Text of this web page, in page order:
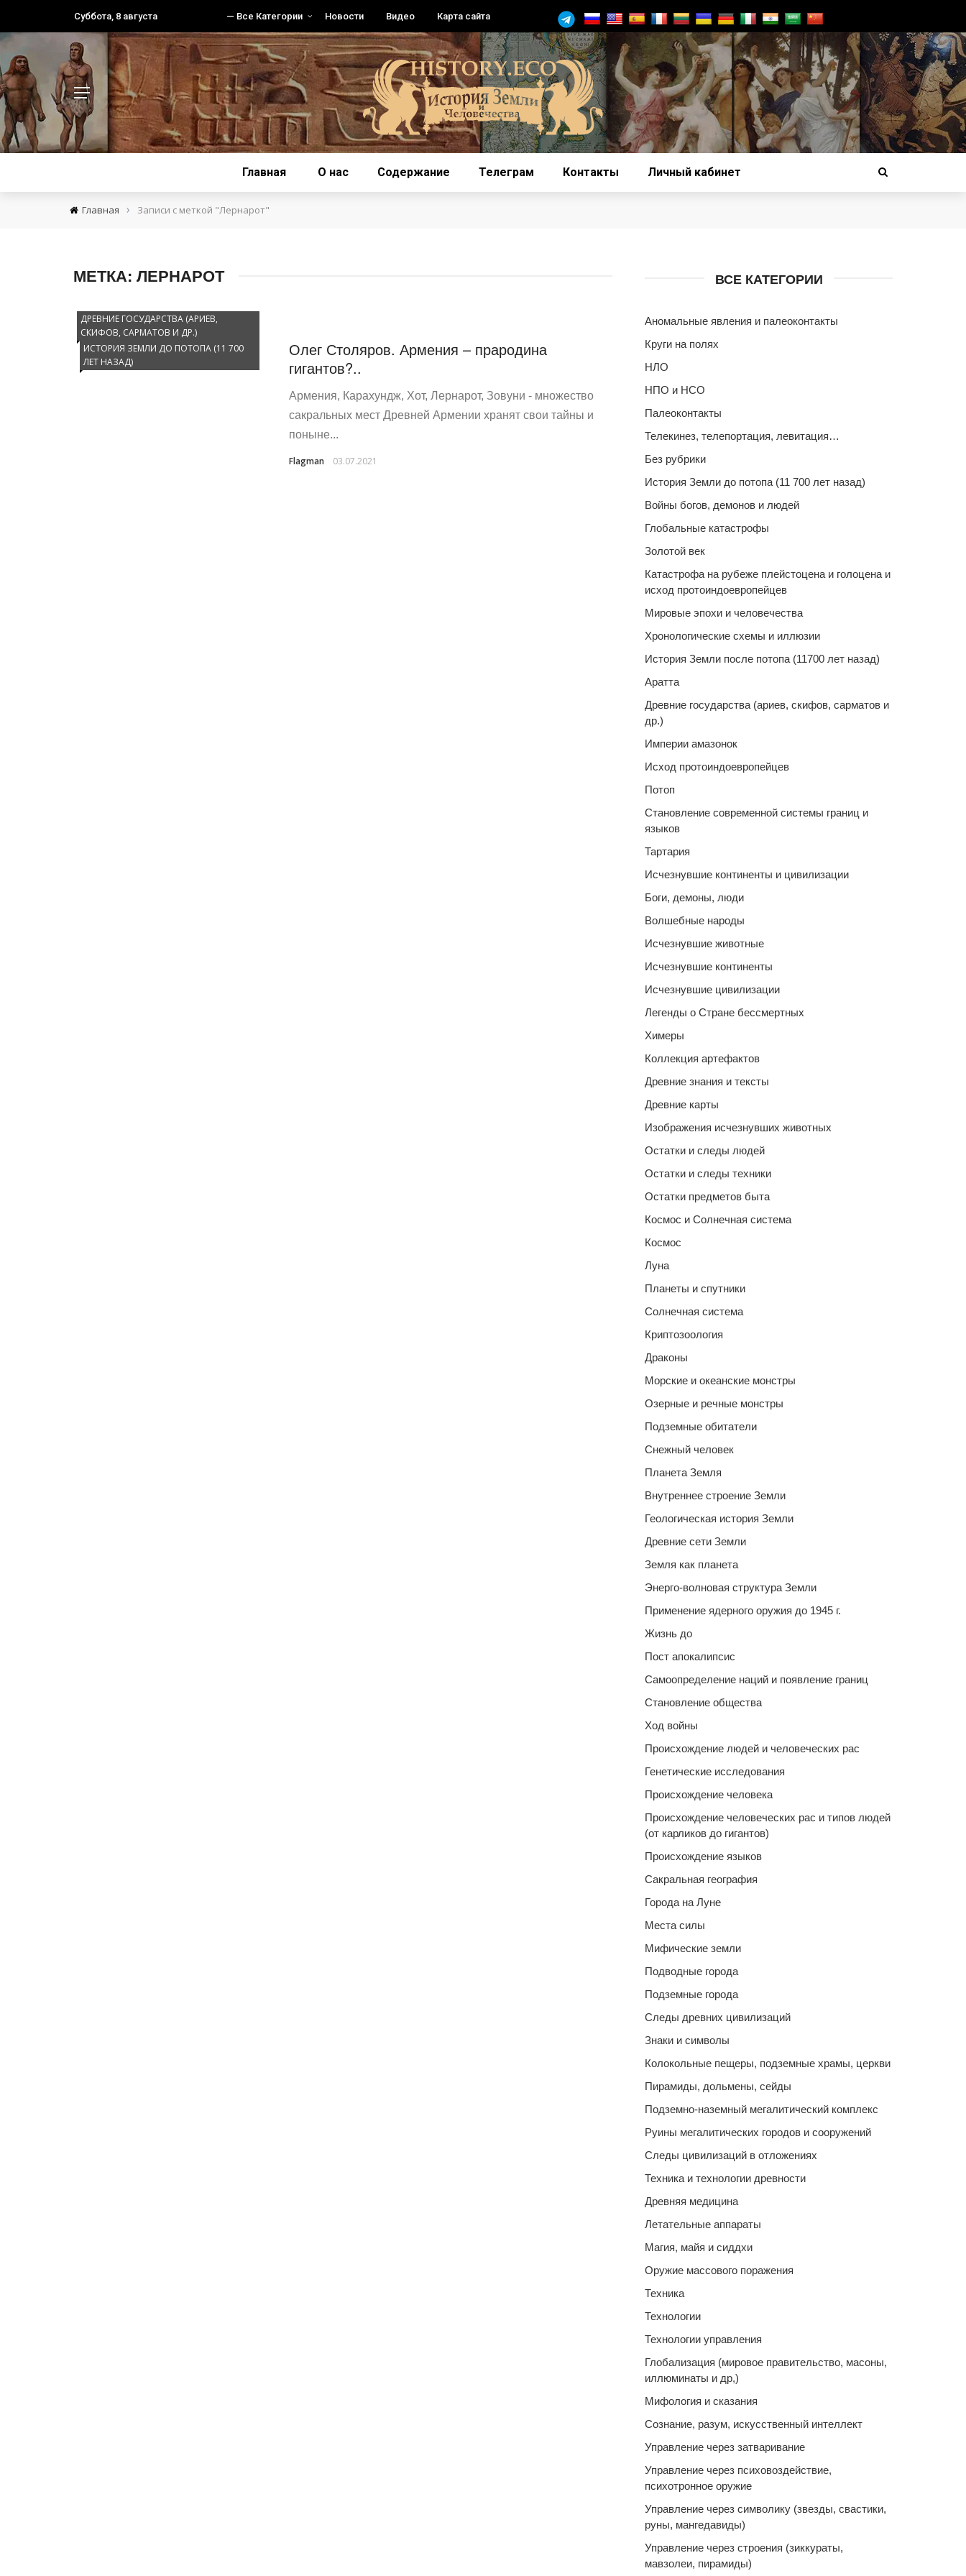
Суббота, 8 августа — Все Категории Новости Видео Карта сайта
Главная О нас Содержание Телеграм Контакты Личный кабинет
Главная › Записи с меткой "Лернарот"
МЕТКА: ЛЕРНАРОТ
ДРЕВНИЕ ГОСУДАРСТВА (АРИЕВ,
СКИФОВ, САРМАТОВ И ДР.)
ИСТОРИЯ ЗЕМЛИ ДО ПОТОПА (11 700
ЛЕТ НАЗАД)
Олег Столяров. Армения – прародина
гигантов?..
Армения, Карахундж, Хот, Лернарот, Зовуни - множество
сакральных мест Древней Армении хранят свои тайны и
поныне...
Flagman 03.07.2021
ВСЕ КАТЕГОРИИ
Аномальные явления и палеоконтакты
Круги на полях
НЛО
НПО и НСО
Палеоконтакты
Телекинез, телепортация, левитация…
Без рубрики
История Земли до потопа (11 700 лет назад)
Войны богов, демонов и людей
Глобальные катастрофы
Золотой век
Катастрофа на рубеже плейстоцена и голоцена и
исход протоиндоевропейцев
Мировые эпохи и человечества
Хронологические схемы и иллюзии
История Земли после потопа (11700 лет назад)
Аратта
Древние государства (ариев, скифов, сарматов и
др.)
Империи амазонок
Исход протоиндоевропейцев
Потоп
Становление современной системы границ и
языков
Тартария
Исчезнувшие континенты и цивилизации
Боги, демоны, люди
Волшебные народы
Исчезнувшие животные
Исчезнувшие континенты
Исчезнувшие цивилизации
Легенды о Стране бессмертных
Химеры
Коллекция артефактов
Древние знания и тексты
Древние карты
Изображения исчезнувших животных
Остатки и следы людей
Остатки и следы техники
Остатки предметов быта
Космос и Солнечная система
Космос
Луна
Планеты и спутники
Солнечная система
Криптозоология
Драконы
Морские и океанские монстры
Озерные и речные монстры
Подземные обитатели
Снежный человек
Планета Земля
Внутреннее строение Земли
Геологическая история Земли
Древние сети Земли
Земля как планета
Энерго-волновая структура Земли
Применение ядерного оружия до 1945 г.
Жизнь до
Пост апокалипсис
Самоопределение наций и появление границ
Становление общества
Ход войны
Происхождение людей и человеческих рас
Генетические исследования
Происхождение человека
Происхождение человеческих рас и типов людей
(от карликов до гигантов)
Происхождение языков
Сакральная география
Города на Луне
Места силы
Мифические земли
Подводные города
Подземные города
Следы древних цивилизаций
Знаки и символы
Колокольные пещеры, подземные храмы, церкви
Пирамиды, дольмены, сейды
Подземно-наземный мегалитический комплекс
Руины мегалитических городов и сооружений
Следы цивилизаций в отложениях
Техника и технологии древности
Древняя медицина
Летательные аппараты
Магия, майя и сиддхи
Оружие массового поражения
Техника
Технологии
Технологии управления
Глобализация (мировое правительство, масоны,
иллюминаты и др,)
Мифология и сказания
Сознание, разум, искусственный интеллект
Управление через затваривание
Управление через психовоздействие,
психотронное оружие
Управление через символику (звезды, свастики,
руны, мангедавиды)
Управление через строения (зиккураты,
мавзолеи, пирамиды)